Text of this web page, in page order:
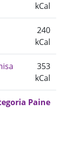
kCal
240
kCal
353
kCal
Paine